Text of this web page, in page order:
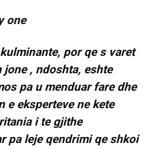
one
por qe s varet
, ndoshta, eshte
pa u menduar fare dhe
e eksperteve ne kete
i te gjithe
pa leje qendrimi qe shkoi